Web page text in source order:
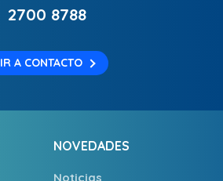
2700 8788
IR A CONTACTO
NOVEDADES
Noticias